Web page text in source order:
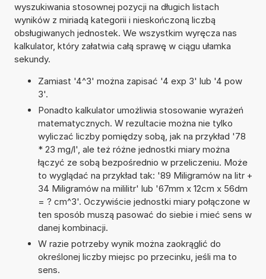
wyszukiwania stosownej pozycji na długich listach
wyników z miriadą kategorii i nieskończoną liczbą
obsługiwanych jednostek. We wszystkim wyręcza nas
kalkulator, który załatwia całą sprawę w ciągu ułamka
sekundy.
Zamiast '4^3' można zapisać '4 exp 3' lub '4 pow
3'.
Ponadto kalkulator umożliwia stosowanie wyrażeń
matematycznych. W rezultacie można nie tylko
wyliczać liczby pomiędzy sobą, jak na przykład '78
* 23 mg/l', ale też różne jednostki miary można
łączyć ze sobą bezpośrednio w przeliczeniu. Może
to wyglądać na przykład tak: '89 Miligramów na litr +
34 Miligramów na mililitr' lub '67mm x 12cm x 56dm
= ? cm^3'. Oczywiście jednostki miary połączone w
ten sposób muszą pasować do siebie i mieć sens w
danej kombinacji.
W razie potrzeby wynik można zaokrąglić do
określonej liczby miejsc po przecinku, jeśli ma to
sens.